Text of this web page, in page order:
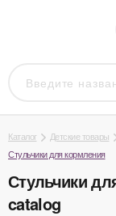
Каталог Детские товары
Стульчики для кормления
Стульчики
catalog